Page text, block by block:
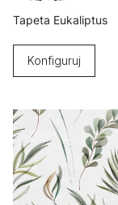
Tapeta Eukaliptus
Konfiguruj